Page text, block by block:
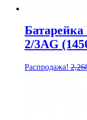
Батарейка
2/3AG
Распродажа!